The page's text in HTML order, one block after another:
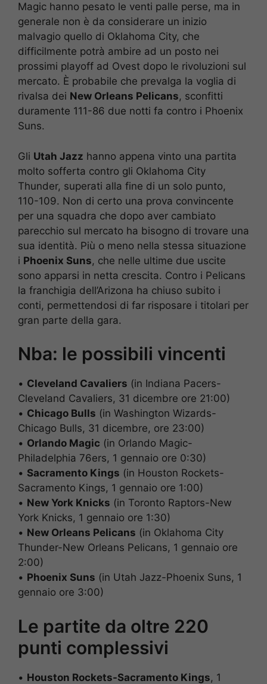
Magic hanno pesato le venti palle perse, ma in
generale non è da considerare un inizio
malvagio quello di Oklahoma City, che
difficilmente potrà ambire ad un posto nei
prossimi playoff ad Ovest dopo le rivoluzioni sul
mercato. È probabile che prevalga la voglia di
rivalsa dei New Orleans Pelicans, sconfitti
duramente 111-86 due notti fa contro i Phoenix
Suns.
Gli Utah Jazz hanno appena vinto una partita
molto sofferta contro gli Oklahoma City
Thunder, superati alla fine di un solo punto,
110-109. Non di certo una prova convincente
per una squadra che dopo aver cambiato
parecchio sul mercato ha bisogno di trovare una
sua identità. Più o meno nella stessa situazione
i Phoenix Suns, che nelle ultime due uscite
sono apparsi in netta crescita. Contro i Pelicans
la franchigia dell’Arizona ha chiuso subito i
conti, permettendosi di far risposare i titolari per
gran parte della gara.
Nba: le possibili vincenti
• Cleveland Cavaliers (in Indiana Pacers-
Cleveland Cavaliers, 31 dicembre ore 21:00)
• Chicago Bulls (in Washington Wizards-
Chicago Bulls, 31 dicembre, ore 23:00)
• Orlando Magic (in Orlando Magic-
Philadelphia 76ers, 1 gennaio ore 0:30)
• Sacramento Kings (in Houston Rockets-
Sacramento Kings, 1 gennaio ore 1:00)
• New York Knicks (in Toronto Raptors-New
York Knicks, 1 gennaio ore 1:30)
• New Orleans Pelicans (in Oklahoma City
Thunder-New Orleans Pelicans, 1 gennaio ore
2:00)
• Phoenix Suns (in Utah Jazz-Phoenix Suns, 1
gennaio ore 3:00)
Le partite da oltre 220
punti complessivi
• Houston Rockets-Sacramento Kings, 1